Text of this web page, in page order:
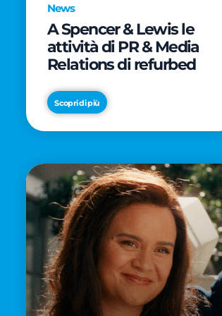
News
A Spencer & Lewis le
attività di PR & Media
Relations di refurbed
Scopri di più